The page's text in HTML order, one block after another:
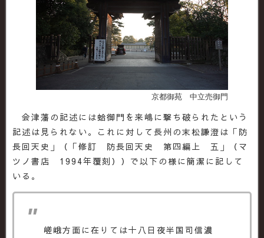
京都御苑 中立売御門
会津藩の記述には蛤御門を来嶋に撃ち破られたという
記述は見られない。これに対して長州の末松謙澄は「防
長回天史」（「修訂 防長回天史 第四編上 五」（マ
ツノ書店 1994年覆刻））で以下の様に簡潔に記して
いる。
嵯峨方面に在りては十八日夜半国司信濃